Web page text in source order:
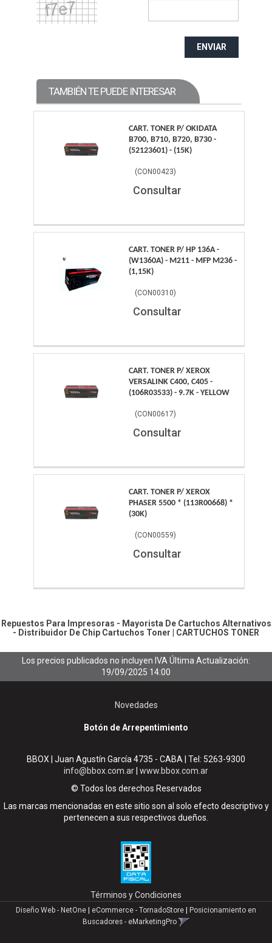
ENVIAR
TAMBIÉN TE PUEDE INTERESAR
CART. TONER P/ OKIDATA
B700, B710, B720, B730 -
(52123601) - (15K)
(CON00423)
Consultar
CART. TONER P/ HP 136A -
(W1360A) - M211 - MFP M236 -
(1,15K)
(CON00310)
Consultar
CART. TONER P/ XEROX
VERSALINK C400, C405 -
(106R03533) - 9.7K - YELLOW
(CON00617)
Consultar
CART. TONER P/ XEROX
PHASER 5500 * (113R00668) *
(30K)
(CON00559)
Consultar
Repuestos Para Impresoras - Mayorista De Cartuchos Alternativos
- Distribuidor De Chip Cartuchos Toner CARTUCHOS TONER
Los precios publicados no incluyen IVAÚltima Actualización:
19/09/2025 14:00
Novedades
Botón de Arrepentimiento
BBOX | Juan Agustín García 4735 - CABA | Tel: 5263-9300
info@bbox.com.ar www.bbox.com.ar
© Todos los derechos Reservados
Las marcas mencionadas en este sitio son al solo efecto descriptivo y
pertenecen a sus respectivos dueños.
Términos y Condiciones
Diseño Web - NetOne | eCommerce - TornadoStore | Posicionamiento en
Buscadores - eMarketingPro